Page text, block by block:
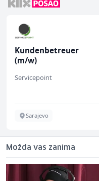
Kundenbetreuer
(m/w)
Servicepoint
Sarajevo
Možda vas zanima